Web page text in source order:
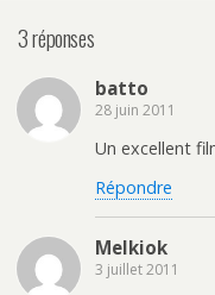
3 réponses
batto
28 juin 2011
Un excellent
Répondre
Melkiok
3 juillet 2011